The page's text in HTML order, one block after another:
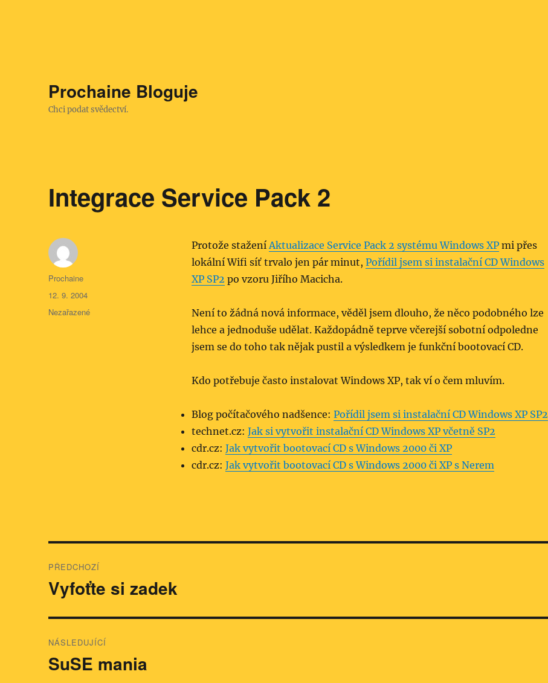
Prochaine Bloguje
Chci podat svědectví.
Integrace Service Pack 2
Protože staženíAktualizace Service Pack 2 systému Windows XPmi přes
lokální Wifi síť trvalo jen pár minut, Pořídil jsem si instalační CD Windows
XP SP2 po vzoru Jiřího Macicha.
Není to žádná nová informace, věděl jsem dlouho, že něco podobného lze
lehce a jednoduše udělat. Každopádně teprve včerejší sobotní odpoledne
jsem se do toho tak nějak pustil a výsledkem je funkční bootovací CD.
Kdo potřebuje často instalovat Windows XP, tak ví o čem mluvím.
Blog počítačového nadšence: Pořídil jsem si instalační CD Windows XP SP2
technet.cz: Jak si vytvořit instalační CD Windows XP včetně SP2
cdr.cz: Jak vytvořit bootovací CD s Windows 2000 či XP
cdr.cz: Jak vytvořit bootovací CD s Windows 2000 či XP s Nerem
Autor:
Prochaine
Publikováno:
12. 9. 2004
Rubriky:
Nezařazené
pro
PŘEDCHOZÍ
Předchozí
příspěvek:
Vyfoťte si zadek
NÁSLEDUJÍCÍ
Následující
SuSE mania